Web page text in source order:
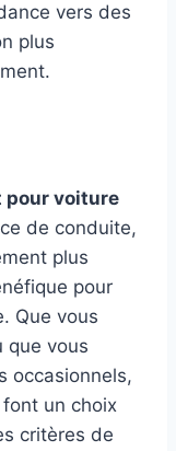
vers des
plus
pour voiture
de conduite,
plus
pour
Que vous
que vous
occasionnels,
un choix
critères de